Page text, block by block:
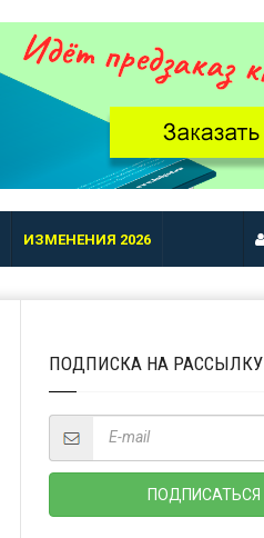
ИЗМЕНЕНИЯ 2026
ПОДПИСКА НА РАССЫЛКУ